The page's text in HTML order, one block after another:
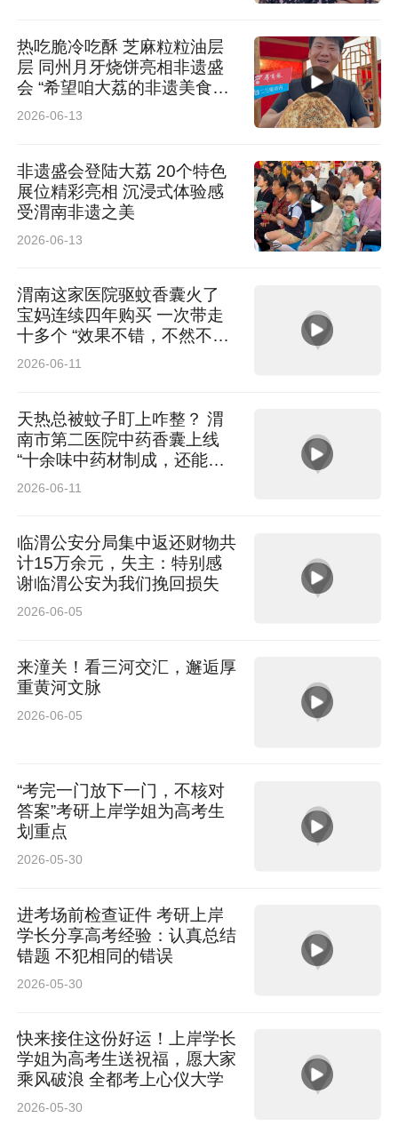
热吃脆冷吃酥 芝麻粒粒油层
层 同州月牙烧饼亮相非遗盛
会 “希望咱大荔的非遗美食走
出陕西”
2026-06-13
非遗盛会登陆大荔 20个特色
展位精彩亮相 沉浸式体验感
受渭南非遗之美
2026-06-13
渭南这家医院驱蚊香囊火了
宝妈连续四年购买 一次带走
十多个 “效果不错，不然不会
年年来买”
2026-06-11
天热总被蚊子盯上咋整？ 渭
南市第二医院中药香囊上线
“十余味中药材制成，还能健
脾利湿”
2026-06-11
临渭公安分局集中返还财物共
计15万余元，失主：特别感
谢临渭公安为我们挽回损失
2026-06-05
来潼关！看三河交汇，邂逅厚
重黄河文脉
2026-06-05
“考完一门放下一门，不核对
答案”考研上岸学姐为高考生
划重点
2026-05-30
进考场前检查证件 考研上岸
学长分享高考经验：认真总结
错题 不犯相同的错误
2026-05-30
快来接住这份好运！上岸学长
学姐为高考生送祝福，愿大家
乘风破浪 全都考上心仪大学
2026-05-30